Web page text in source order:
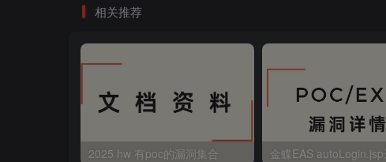
相关推荐
2025 hw 有poc的漏洞集合